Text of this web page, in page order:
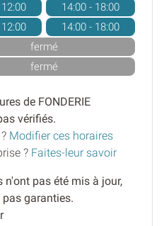
14:00 - 18:00
14:00 - 18:00
fermé
fermé
de FONDERIE
vérifiés.
Modifier ces horaires
? Faites-leur savoir
n'ont pas été mis à jour,
garanties.